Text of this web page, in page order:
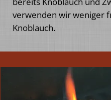
verwenden wir weniger
Knoblauch.